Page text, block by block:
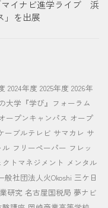
マイナビ進学ライブ 浜
」を出展
2024年度 2025年度 2026年
大学『学び』フォーラム
ープンキャンパス オープ
ーブルテレビ サマカレ サ
ル フリーペーパー フレッ
クトマネジメント メンタル
般社団法人火Okoshi 三ケ日
研究 名古屋国税局 夢ナビ